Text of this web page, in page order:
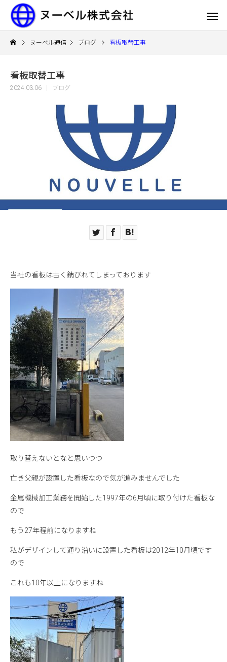
ヌーベル通信 ブログ 看板取替工事
看板取替工事
2024.03.06 ブログ
当社の看板は古く錆びれてしまっております
取り替えないとなと思いつつ
亡き父親が設置した看板なので気が進みませんでした
金属機械加工業務を開始した1997年の6月頃に取り付けた看板な
ので
もう27年程前になりますね
私がデザインして通り沿いに設置した看板は2012年10月頃です
ので
これも10年以上になりますね